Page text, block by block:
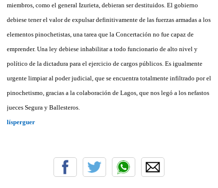
miembros, como el general Izurieta, debieran ser destituidos. El gobierno
debiese tener el valor de expulsar definitivamente de las fuerzas armadas a los
elementos pinochetistas, una tarea que la Concertación no fue capaz de
emprender. Una ley debiese inhabilitar a todo funcionario de alto nivel y
político de la dictadura para el ejercicio de cargos públicos. Es igualmente
urgente limpiar al poder judicial, que se encuentra totalmente infiltrado por el
pinochetismo, gracias a la colaboración de Lagos, que nos legó a los nefastos
jueces Segura y Ballesteros.
lísperguer